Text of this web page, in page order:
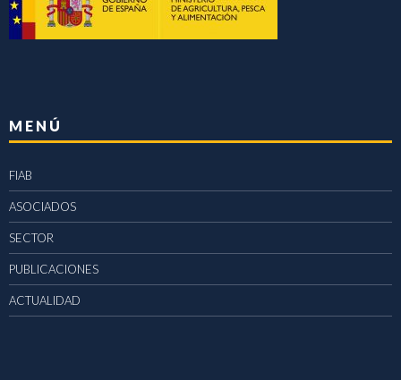
MENÚ
FIAB
ASOCIADOS
SECTOR
PUBLICACIONES
ACTUALIDAD